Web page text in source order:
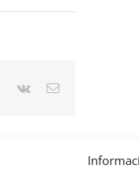
Pinterest
Vk
Correo